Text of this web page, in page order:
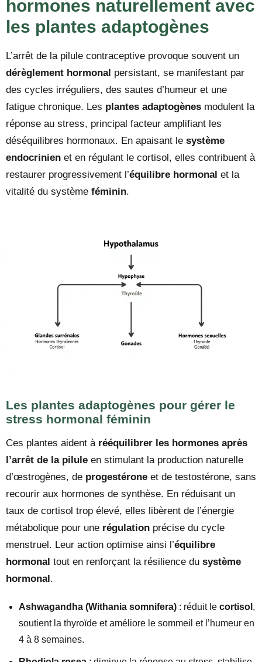
hormones naturellement avec
les plantes adaptogènes
L’arrêt de la pilule contraceptive provoque souvent un
dérèglement hormonal persistant, se manifestant par
des cycles irréguliers, des sautes d’humeur et une
fatigue chronique. Les plantes adaptogènes modulent la
réponse au stress, principal facteur amplifiant les
déséquilibres hormonaux. En apaisant le système
endocrinien et en régulant le cortisol, elles contribuent à
restaurer progressivement l’équilibre hormonal et la
vitalité du système féminin.
Les plantes adaptogènes pour gérer le
stress hormonal féminin
Ces plantes aident à rééquilibrer les hormones après
l’arrêt de la pilule en stimulant la production naturelle
d’œstrogènes, de progestérone et de testostérone, sans
recourir aux hormones de synthèse. En réduisant un
taux de cortisol trop élevé, elles libèrent de l’énergie
métabolique pour une régulation précise du cycle
menstruel. Leur action optimise ainsi l’équilibre
hormonal tout en renforçant la résilience du système
hormonal.
Ashwagandha (Withania somnifera) : réduit le cortisol ,
soutient la thyroïde et améliore le sommeil et l’humeur en
4 à 8 semaines.